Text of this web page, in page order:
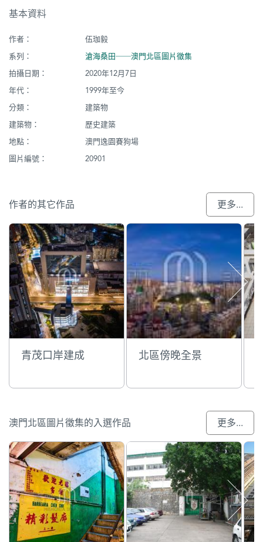
基本資料
作者：
伍珈毅
系列：
滄海桑田──澳門北區圖片徵集
拍攝日期：
2020年12月7日
年代：
1999年至今
分類：
建築物
建築物：
歷史建築
地點：
澳門逸園賽狗場
圖片編號：
20901
作者的其它作品 更多...
青茂口岸建成 北區傍晚全景
澳門北區圖片徵集的入選作品 更多...